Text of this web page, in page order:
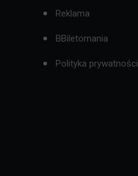
Reklama
BBiletomania
Polityka prywatności